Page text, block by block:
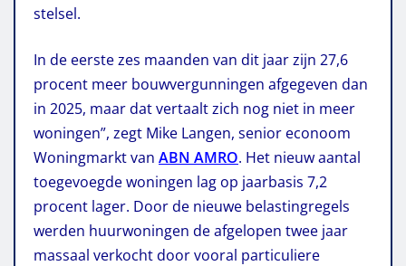
stelsel.
In de eerste zes maanden van dit jaar zijn 27,6
procent meer bouwvergunningen afgegeven dan
in 2025, maar dat vertaalt zich nog niet in meer
woningen”, zegt Mike Langen, senior econoom
Woningmarkt van ABN AMRO. Het nieuw aantal
toegevoegde woningen lag op jaarbasis 7,2
procent lager. Door de nieuwe belastingregels
werden huurwoningen de afgelopen twee jaar
massaal verkocht door vooral particuliere